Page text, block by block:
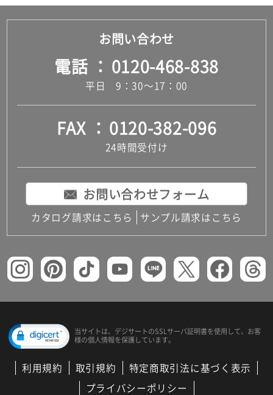
お問い合わせ
電話 0120-468-838
平日 9：30～17：00
FAX 0120-382-096
24時間受付け
お問い合わせフォーム
カタログ請求はこちら サンプル請求はこちら
当サイトは、デジサートのSSLサーバ証明書を使用して、 お客
様の個人情報を保護しています。
利用規約 取引規約
特定商取引法に基づく表示
プライバシーポリシー